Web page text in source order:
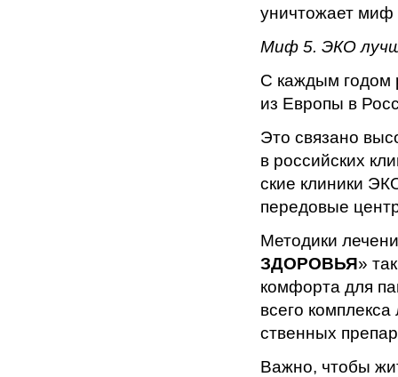
уничтожает
Миф 5. ЭКО
С каждым годом
из Европы в
Это связано
в российских
ские клиники
передовые
Методики
ЗДОРОВЬЯ»
комфор­та для
всего
ственных
Важно, чтобы